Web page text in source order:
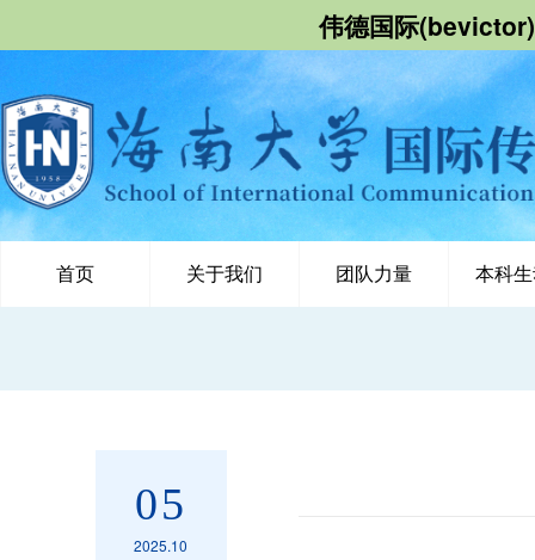
伟德国际
首页 关于我们 团队力量 本科
05
2025.10